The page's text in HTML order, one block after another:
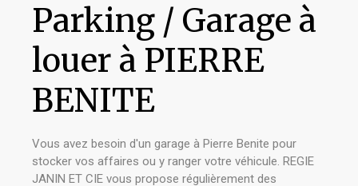
Parking / Garage à
louer à PIERRE
BENITE
Vous avez besoin d'un garage à Pierre Benite pour
stocker vos affaires ou y ranger votre véhicule. REGIE
JANIN ET CIE vous propose régulièrement des